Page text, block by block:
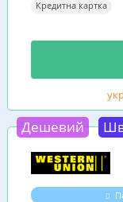
Кредитна картка
Дешевий